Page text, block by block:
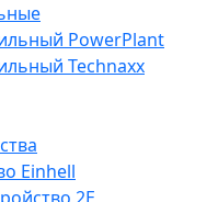
PowerPlant
Technaxx
Einhell